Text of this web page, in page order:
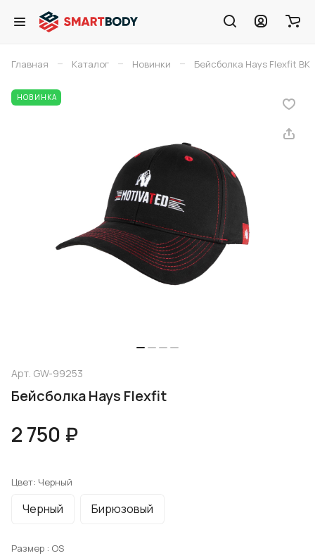
Главная – Каталог – Новинки – Бейсболка Hays Flexfit BK
НОВИНКА
Арт. GW-99253
Бейсболка Hays Flexfit
2 750 ₽
Цвет: Черный
Черный Бирюзовый
Размер : OS